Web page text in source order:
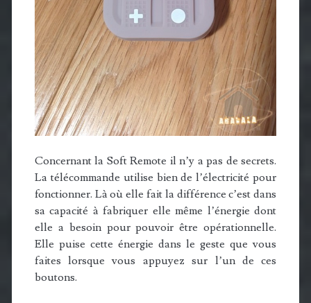
Concernant la Soft Remote il n’y a pas de secrets.
La télécommande utilise bien de l’électricité pour
fonctionner. Là où elle fait la différence c’est dans
sa capacité à fabriquer elle même l’énergie dont
elle a besoin pour pouvoir être opérationnelle.
Elle puise cette énergie dans le geste que vous
faites lorsque vous appuyez sur l’un de ces
boutons.